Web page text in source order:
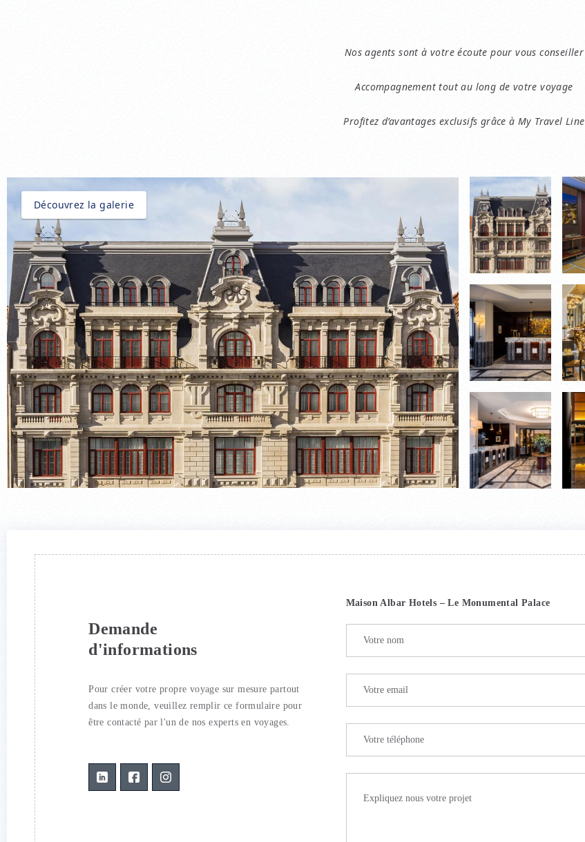
Nos agents sont à votre écoute pour vous conseiller
Accompagnement tout au long de votre voyage
Profitez d’avantages exclusifs grâce à My Travel Line
Découvrez la galerie
Demande
d'informations
Pour créer votre propre voyage sur mesure partout
dans le monde, veuillez remplir ce formulaire pour
être contacté par l'un de nos experts en voyages.
Maison Albar Hotels – Le Monumental Palace